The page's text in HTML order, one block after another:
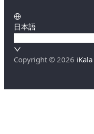
日本語
Copyright © 2026 iKala